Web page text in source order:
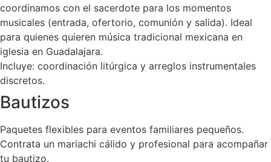
coordinamos con el sacerdote para los momentos
musicales (entrada, ofertorio, comunión y salida). Ideal
para quienes quieren música tradicional mexicana en
iglesia en Guadalajara.
Incluye: coordinación litúrgica y arreglos instrumentales
discretos.
Bautizos
Paquetes flexibles para eventos familiares pequeños.
Contrata un mariachi cálido y profesional para acompañar
tu bautizo.